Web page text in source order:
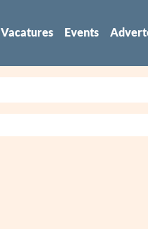
Vacatures Events